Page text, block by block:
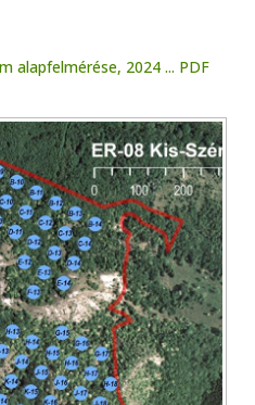
alapfelmérése, 2024 ... PDF